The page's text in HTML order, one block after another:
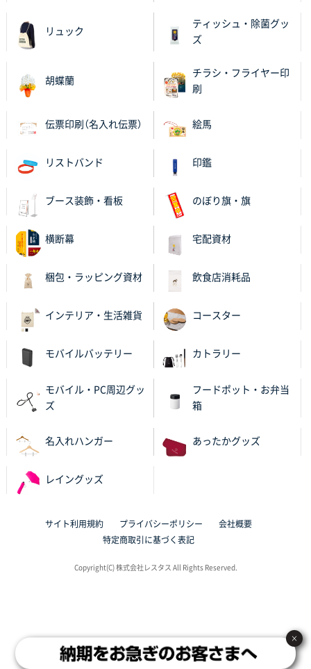
【ポリ袋】特別ご注文ページ
3000枚
昨年利用した時に、納期と金額面でかなり業者さんを
比較して決めさせていただきました。 昨年注文分も、
納期がギリギリだったにも関わらず、丁寧に対応して
対応を頂いており助かっております。
和歌山県S社様
2025年11月05日 11:13
不織布スクエアトート(A4サイズ)
2025年10月28日 17:10
ワンポイントポリ袋 A4サイズ
1000枚
サイトが見やすい
ワンポイントポリ袋 A4サイズ
サイト構成が解りやすかったから
ブックメモ付箋
200枚
過去に製造をお願いしており、注文の流れがスムーズ
に進められるから
リュック
ティッシュ・除菌グッ
ズ
胡蝶蘭
チラシ・フライヤー印
刷
伝票印刷（名入れ伝票） 絵馬
リストバンド 印鑑
ブース装飾・看板 のぼり旗・旗
横断幕 宅配資材
梱包・ラッピング資材 飲食店消耗品
インテリア・生活雑貨 コースター
モバイルバッテリー カトラリー
モバイル・PC周辺グッ
ズ
フードポット・お弁当
箱
名入れハンガー あったかグッズ
レイングッズ
サイト利用規約 プライバシーポリシー
会社概要
特定商取引に基づく表記
Copyright(C) 株式会社レスタス All Rights Reserved.
×